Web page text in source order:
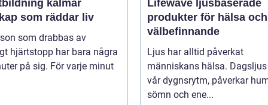
kalmar
som räddar liv
som drabbas av
hjärtstopp har bara några
på sig. För varje minut
Lifewave ljusbaserade
produkter för hälsa och
välbefinnande
Ljus har alltid påverkat
människans hälsa.
vår dygnsrytm, påverkar
sömn och ene...